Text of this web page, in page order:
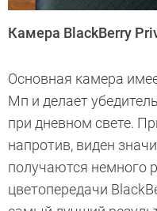
Камера BlackBerry
Основная камера
Мп и делает
при дневном свете.
напротив, виден
получаются немного
цветопередачи